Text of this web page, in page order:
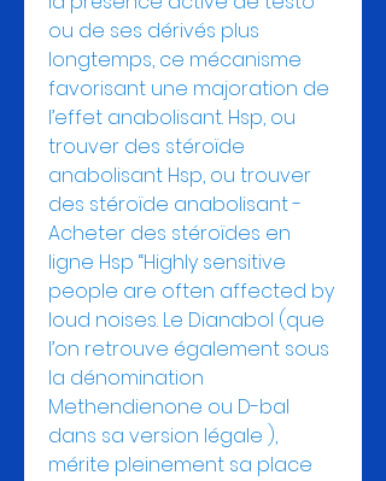
ou de ses dérivés plus
longtemps, ce mécanisme
favorisant une majoration de
l’effet anabolisant. Hsp, ou
trouver des stéroïde
anabolisant Hsp, ou trouver
des stéroïde anabolisant -
Acheter des stéroïdes en
ligne Hsp “Highly sensitive
people are often affected by
loud noises. Le Dianabol (que
l’on retrouve également sous
la dénomination
Methendienone ou D-bal
dans sa version légale ),
mérite pleinement sa place